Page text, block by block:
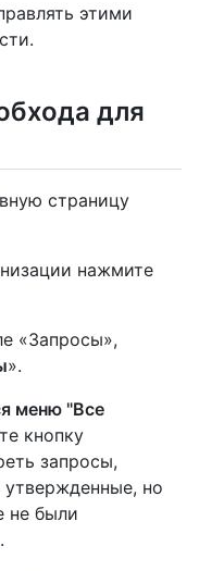
этими
для
страницу
нажмите
«Запросы»,
».
меню "Все
кнопку
запросы,
но
не были